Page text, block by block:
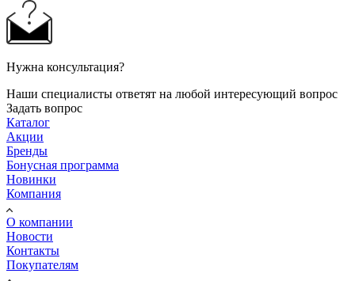
Нужна консультация?
Наши специалисты ответят на любой интересующий вопрос
Задать вопрос
Каталог
Акции
Бренды
Бонусная программа
Новинки
Компания
О компании
Новости
Контакты
Покупателям